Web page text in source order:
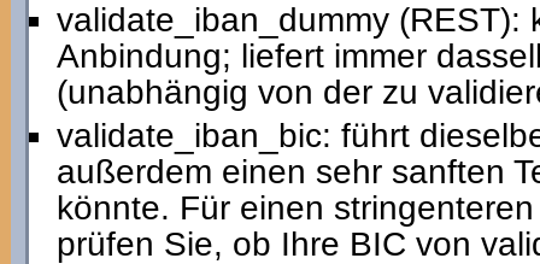
validate_iban_dummy (REST):
Anbindung; liefert immer
(unabhängig von der zu
validate_iban_bic: führt
außerdem einen sehr sanften
könnte. Für einen
prüfen Sie, ob Ihre BIC von